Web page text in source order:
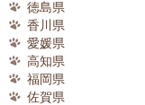
徳島県
香川県
愛媛県
高知県
福岡県
佐賀県